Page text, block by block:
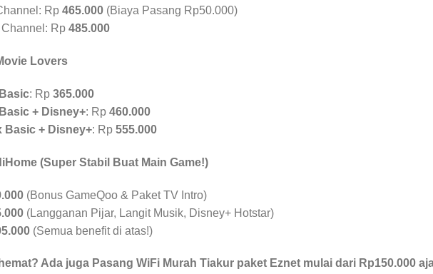
Rp 465.000 (Biaya Pasang Rp50.000)
Rp 485.000
Lovers
: Rp 365.000
+ Disney+: Rp 460.000
Basic + Disney+: Rp 555.000
(Super Stabil Buat Main Game!)
(Bonus GameQoo & Paket TV Intro)
(Langganan Pijar, Langit Musik, Disney+ Hotstar)
(Semua benefit di atas!)
Ada juga Pasang WiFi Murah Tiakur paket Eznet mulai dari Rp150.000